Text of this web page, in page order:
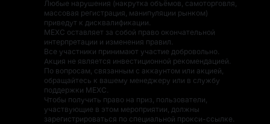
Любые нарушения (накрутка объёмов, самоторговля,
массовая регистрация, манипуляции рынком)
приведут к дисквалификации.
MEXC оставляет за собой право окончательной
интерпретации и изменения правил.
Все участники принимают участие добровольно.
Акция не является инвестиционной рекомендацией.
По вопросам, связанным с аккаунтом или акцией,
обращайтесь к вашему менеджеру или в службу
поддержки MEXC.
Чтобы получить право на приз, пользователи,
участвующие в этом мероприятии, должны
зарегистрироваться по специальной прокси-ссылке.